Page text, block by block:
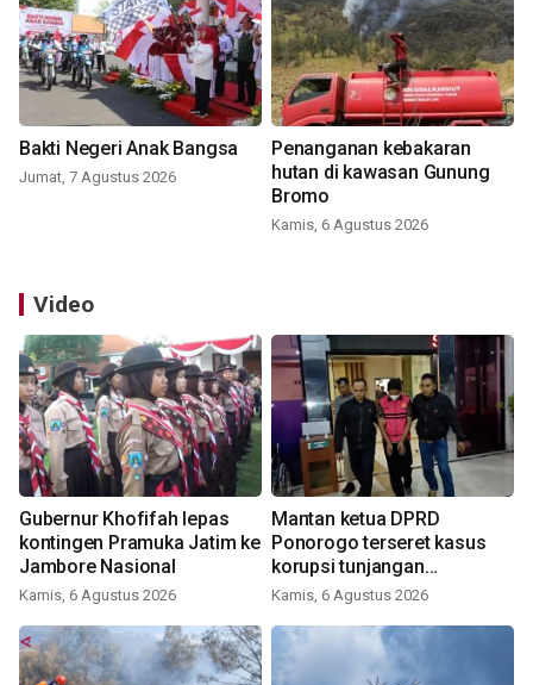
Bakti Negeri Anak Bangsa
Jumat, 7 Agustus 2026
Penanganan kebakaran
hutan di kawasan Gunung
Bromo
Kamis, 6 Agustus 2026
Video
Gubernur Khofifah lepas
kontingen Pramuka Jatim ke
Jambore Nasional
Kamis, 6 Agustus 2026
Mantan ketua DPRD
Ponorogo terseret kasus
korupsi tunjangan
perumahan
Kamis, 6 Agustus 2026